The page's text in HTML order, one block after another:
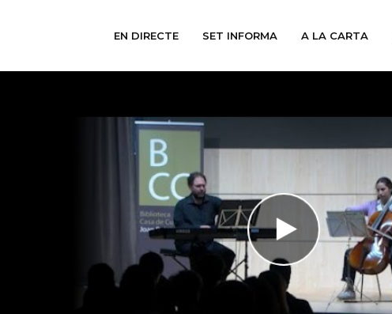
EN DIRECTE SET INFORMA A LA CARTA